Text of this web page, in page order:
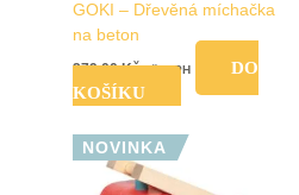
GOKI – Dřevěná míchačka
na beton
279,00Kč vč. DPH
DO
KOŠÍKU
NOVINKA